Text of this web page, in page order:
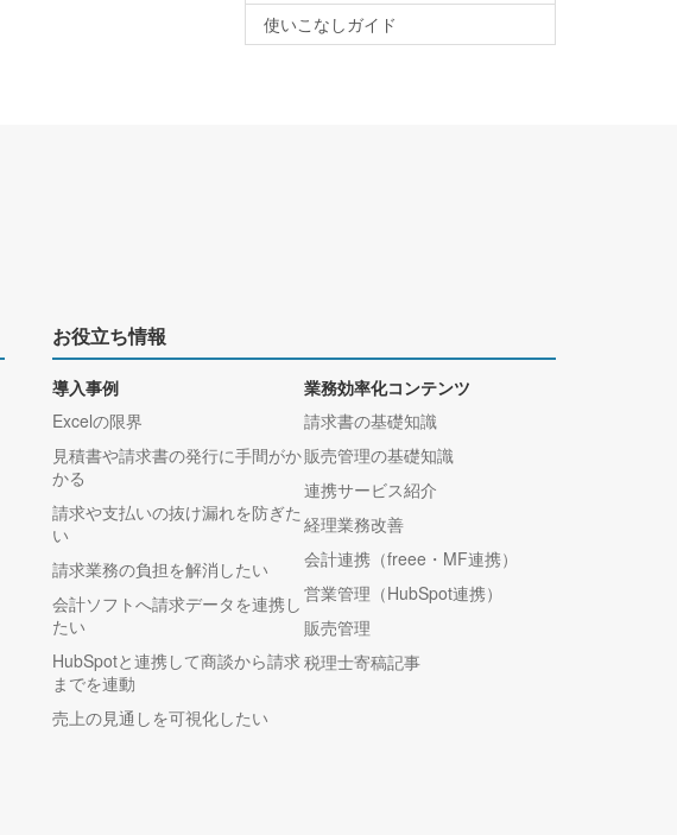
使いこなしガイド
お役立ち情報
導入事例
Excelの限界
見積書や請求書の発行に手間がか
かる
請求や支払いの抜け漏れを防ぎた
い
請求業務の負担を解消したい
会計ソフトへ請求データを連携し
たい
HubSpotと連携して商談から請求
までを連動
売上の見通しを可視化したい
業務効率化コンテンツ
請求書の基礎知識
販売管理の基礎知識
連携サービス紹介
経理業務改善
会計連携（freee・MF連携）
営業管理（HubSpot連携）
販売管理
税理士寄稿記事